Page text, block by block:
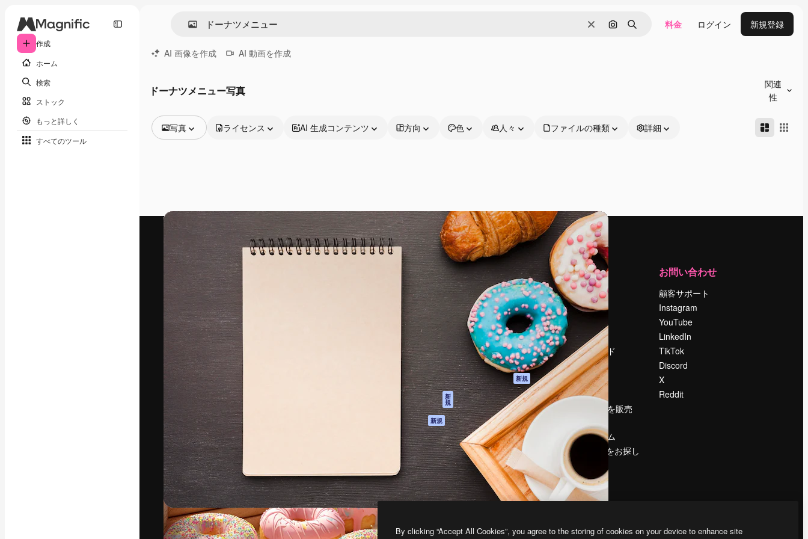
作成
ホーム
検索
ストック
もっと詳しく
すべてのツール
消去 画像で検索
検索 料金 ログイン 新規登録
AI 画像を作成 AI 動画を作成
ドーナツメニュー写真
関連
性
写真
動画
映像素材
モーショングラフィックス
動画テンプレート
アイコン
3D モデル
フォント
ライセンス AI 生成コンテンツ 方向 色 人々 ファイルの種類 詳細
最高のクリエイティブ制作を導くためのプラ
ットフォーム。クリエイター、企業、代理
店、スタジオを含む100万人以上が利用して
います。
日本語
Spaces
AI アシスタント
AI 画像生成ツール
AI 動画生成ツール
AI 音声合成ツール
ストックコンテン
Claude/ChatGPT
向けMCP
新
規
エージェント 新規
モバイルアプリ
すべてのMagnificツ
ール
はじめに
Academy
ドキュメント
サポート
利用規約
プライバシーポリ
シー
オリジナル 新規
クッキーポリシー
トラストセンター
アフィリエイト
法人向け
運営
料金
会社概要
Reviews
採用情報
検索トレンド
ブログ
イベント
Slidesgo
コンテンツを販売
プレスルーム
magnific.aiをお探し
ですか？
お問い合わせ
顧客サポート
Instagram
YouTube
LinkedIn
TikTok
Discord
X
Reddit
Copyright © 2010-2026Freepik Company S.L.U.無断複写・転載を禁じます
By clicking “Accept All Cookies”, you agree to the storing of cookies on your device to enhance site